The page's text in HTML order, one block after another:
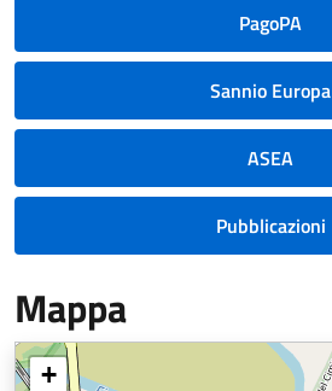
PagoPA
Sannio Europa
ASEA
Pubblicazioni
Mappa
+